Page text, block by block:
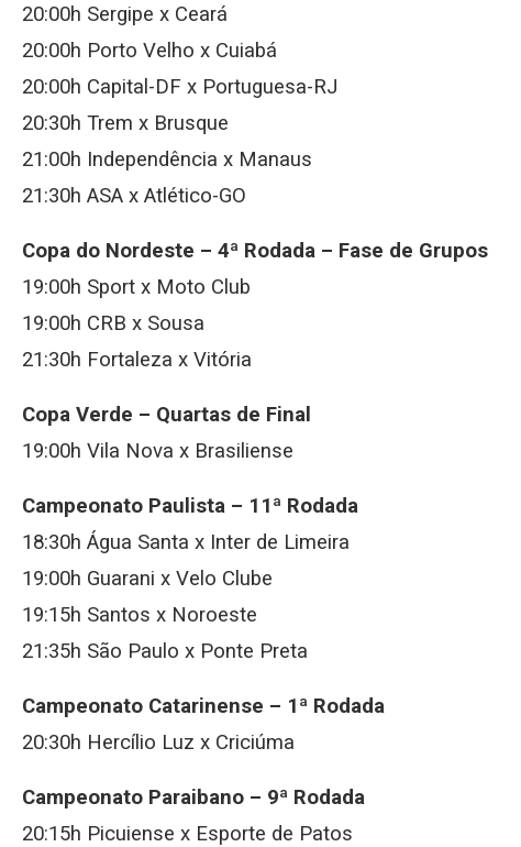
20:00h Sergipe x Ceará
20:00h Porto Velho x Cuiabá
20:00h Capital-DF x Portuguesa-RJ
20:30h Trem x Brusque
21:00h Independência x Manaus
21:30h ASA x Atlético-GO
Copa do Nordeste – 4ª Rodada – Fase de Grupos
19:00h Sport x Moto Club
19:00h CRB x Sousa
21:30h Fortaleza x Vitória
Copa Verde – Quartas de Final
19:00h Vila Nova x Brasiliense
Campeonato Paulista – 11ª Rodada
18:30h Água Santa x Inter de Limeira
19:00h Guarani x Velo Clube
19:15h Santos x Noroeste
21:35h São Paulo x Ponte Preta
Campeonato Catarinense – 1ª Rodada
20:30h Hercílio Luz x Criciúma
Campeonato Paraibano – 9ª Rodada
20:15h Picuiense x Esporte de Patos